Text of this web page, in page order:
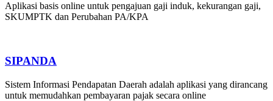
Aplikasi basis online untuk pengajuan gaji induk, kekurangan gaji,
SKUMPTK dan Perubahan PA/KPA
SIPANDA
Sistem Informasi Pendapatan Daerah adalah aplikasi yang dirancang
untuk memudahkan pembayaran pajak secara online